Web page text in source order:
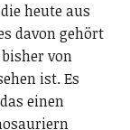
heute aus
davon gehört
von
ist. Es
einen